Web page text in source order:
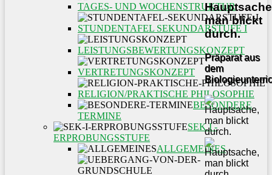
man blickt
durch.
Präparat aus
dem
TAGES- UND WOCHENSTRUKTUR
STUNDENTAFEL SEKUNDARSTUFE I
LEISTUNGSBEWERTUNGSKONZEPT
VERTRETUNGSKONZEPT
RELIGION/PRAKTISCHE PHILOSOPHIE
BESONDERE
TERMINE
SEK I -
ERPROBUNGSSTUFE
ALLGEMEINES